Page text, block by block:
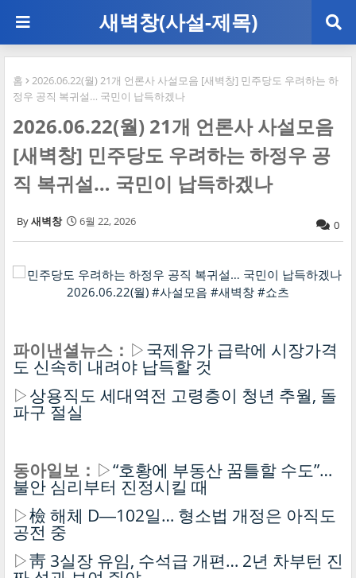
새벽창(사설-제목)
홈
2026.06.22(월) 21개 언론사 사설모음 [새벽창] 민주당도 우려하는 하
정우 공직 복귀설… 국민이 납득하겠나
2026.06.22(월) 21개 언론사 사설모음
[새벽창] 민주당도 우려하는 하정우 공
직 복귀설… 국민이 납득하겠나
새벽창 6월 22, 2026 0
파이낸셜뉴스： ▷국제유가 급락에 시장가격
도 신속히 내려야 납득할 것
▷상용직도 세대역전 고령층이 청년 추월, 돌
파구 절실
동아일보： ▷“호황에 부동산 꿈틀할 수도”…
불안 심리부터 진정시킬 때
▷檢 해체 D―102일… 형소법 개정은 아직도
공전 중
▷靑 3실장 유임, 수석급 개편… 2년 차부턴 진